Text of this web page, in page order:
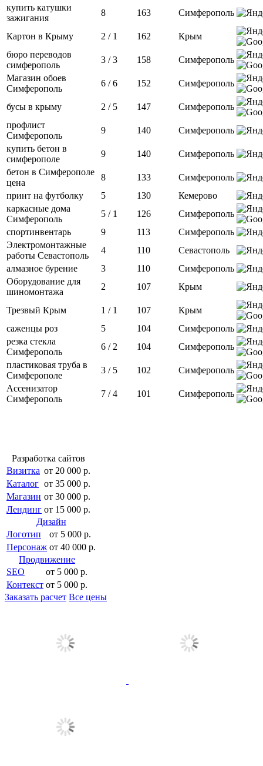
купить катушки
зажигания
8 163 Симферополь
Картон в Крыму 2 / 1 162
Крым
бюро переводов
симферополь
3 / 3 158
Симферополь
Магазин обоев
Симферополь
6 / 6 152 Симферополь
бусы в крыму 2 / 5 147
Симферополь
профлист
Симферополь
9 140
Симферополь
купить бетон в
симферополе
9 140
Симферополь
бетон в Симферополе
цена
8 133
Симферополь
принт на футболку
5 130
Кемерово
каркасные дома
Симферополь
5 / 1 126
Симферополь
спортинвентарь
9 113
Симферополь
Электромонтажные
работы Севастополь
4 110
Севастополь
алмазное бурение
3 110
Симферополь
Оборудование для
шиномонтажа
2 107 Крым
Трезвый Крым 1 / 1 107
Крым
саженцы роз
5 104
Симферополь
резка стекла
Симферополь
6 / 2 104
Симферополь
пластиковая труба в
Симферополе
3 / 5 102
Симферополь
Ассенизатор
Симферополь
7 / 4 101 Симферополь
Разработка сайтов
Визитка от 20 000 р.
Каталог от 35 000 р.
Магазин от 30 000 р.
Лендинг от 15 000 р.
Дизайн
Логотип
от 5 000 р.
Персонаж от 40 000 р.
Продвижение
SEO
от 5 000 р.
Контекст от 5 000 р.
Заказать расчет Все цены